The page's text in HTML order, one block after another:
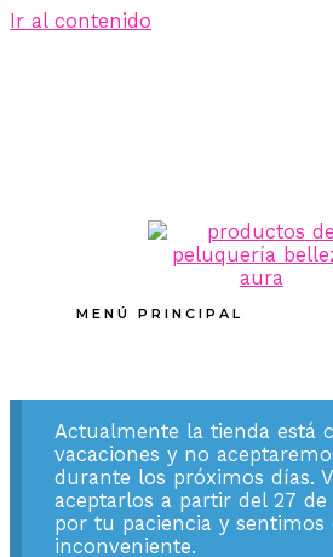
Ir al contenido
MENÚ PRINCIPAL
Actualmente la tienda está
vacaciones y no
durante los próximos días.
aceptarlos a partir del 27 de
por tu paciencia y sentimos
inconveniente.